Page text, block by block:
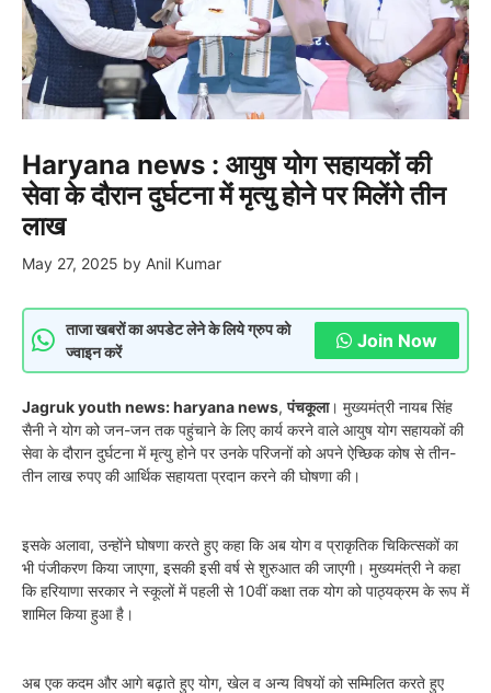
Haryana news : आयुष योग सहायकों की
सेवा के दौरान दुर्घटना में मृत्यु होने पर मिलेंगे तीन
लाख
May 27, 2025 by Anil Kumar
ताजा खबरों का अपडेट लेने के लिये ग्रुप को
ज्वाइन करें
Join Now
Jagruk youth news: haryana news,पंचकूला। मुख्यमंत्री नायब सिंह
सैनी ने योग को जन-जन तक पहुंचाने के लिए कार्य करने वाले आयुष योग सहायकों की
सेवा के दौरान दुर्घटना में मृत्यु होने पर उनके परिजनों को अपने ऐच्छिक कोष से तीन-
तीन लाख रुपए की आर्थिक सहायता प्रदान करने की घोषणा की।
इसके अलावा, उन्होंने घोषणा करते हुए कहा कि अब योग व प्राकृतिक चिकित्सकों का
भी पंजीकरण किया जाएगा, इसकी इसी वर्ष से शुरुआत की जाएगी। मुख्यमंत्री ने कहा
कि हरियाणा सरकार ने स्कूलों में पहली से 10वीं कक्षा तक योग को पाठ्यक्रम के रूप में
शामिल किया हुआ है।
अब एक कदम और आगे बढ़ाते हुए योग, खेल व अन्य विषयों को सम्मिलित करते हुए